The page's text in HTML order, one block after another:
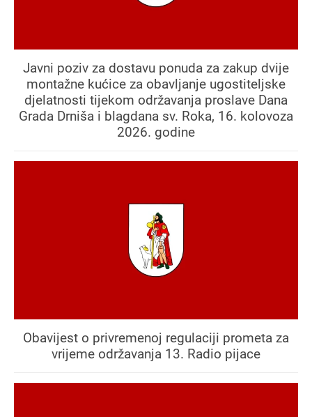
Javni poziv za dostavu ponuda za zakup dvije
montažne kućice za obavljanje ugostiteljske
djelatnosti tijekom održavanja proslave Dana
Grada Drniša i blagdana sv. Roka, 16. kolovoza
2026. godine
Obavijest o privremenoj regulaciji prometa za
vrijeme održavanja 13. Radio pijace